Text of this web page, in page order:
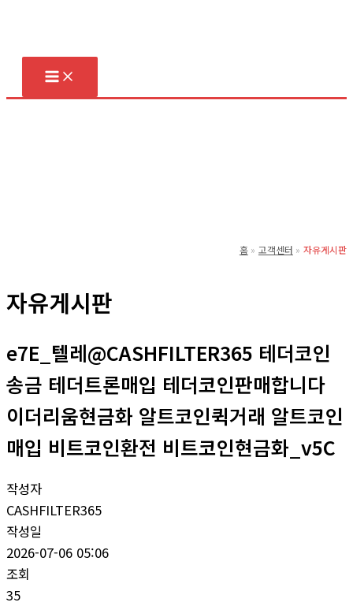
건
홈 고객센터 자유게시판
자유게시판
e7E_텔레@CASHFILTER365 테더코인
송금 테더트론매입 테더코인판매합니다
이더리움현금화 알트코인퀵거래 알트코인
매입 비트코인환전 비트코인현금화_v5C
작성자
CASHFILTER365
작성일
2026-07-06 05:06
조회
35